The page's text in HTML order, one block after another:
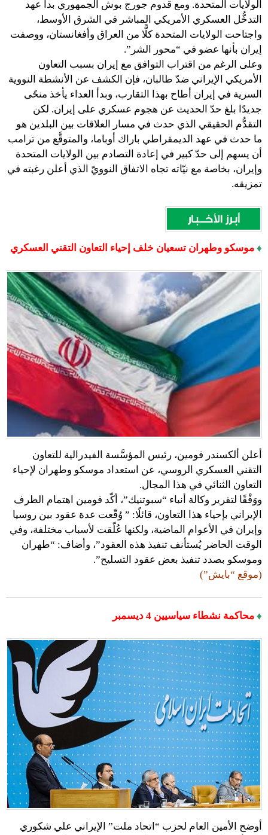
الولايات المتحدة. ومع قدوم جورج بوش الجمهوري بدأ عهد
التدخُّل العسكري الأمريكي المباشر في الشرق الأوسط،
واجتاحت الولايات المتحدة كلًّا من العراق وأفغانستان، ووصفت
إيران بأنها عضو في “محور الشر”.
وعلى الرغم من اقتراب التوافق مع إيران بسبب التعاون
الأمريكي الإيراني ضدّ طالبان، فإن الكشف عن الأنشطة النووية
السرية في إيران أطاح بهذا التقارب، وبدأ العداء يأخذ منحًى
جديدًا بلغ حدّ الحديث عن هجوم عسكري على إيران. لكن
التقدُّم الحقيقي الذي حدث في مسار العلاقات بين البلدين هو
ما حدث في عهد الديمقراطي باراك أوباما، والمتوقَّع من ترامب
أن يسهم إلى حدّ كبير في إعادة التصادم بين الولايات المتحدة
وإيران، بخاصة مع نيّاته تجاه الاتفاق النوويّ الذي أعلن رغبته في
تمزيقه.
♦ موسكو وطهران تسعيان خلف إحياء التعاون التقني العسكري
أعلن ألكسندر فومين، رئيس المؤسَّسة الفيدرالية للتعاون
التقني العسكري الروسي، عن استعداد موسكو وطهران لإحياء
التعاون الثنائي في هذا المجال.
ووَفْقًا لتقرير وكالة أنباء “سبوتنيك”، أكّد فومين اهتمام الطرف
الإيراني بإحياء هذا التعاون، قائلًا: ” وُقّعت عدة عقود بين روسيا
وإيران في الأعوام الماضية، ولكنها عُلّقت لأسباب مختلفة، وفي
الوقت الحاضر يُستأنف تنفيذ هذه العقود”، وأضاف: “طهران
وموسكو بصدد تنفيذ بعض عقود التسليح”.
(موقع “بايش”)
♦ محاكمة نشطاء سياسيين 4 ديسمبر
أوضح الأمين العام لحزب “اتحاد ملت” الإيراني علي شكوري